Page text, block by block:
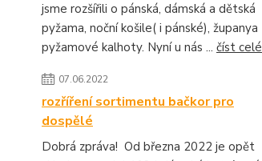
jsme rozšířili o pánská, dámská a dětská
pyžama, noční košile( i pánské), županya
pyžamové kalhoty. Nyní u nás ... číst celé
07.06.2022
rozříření sortimentu bačkor pro
dospělé
Dobrá zpráva! Od března 2022 je opět